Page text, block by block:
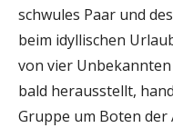
schwules Paar und
beim idyllischen
von vier
bald herausstellt,
Gruppe um Boten der